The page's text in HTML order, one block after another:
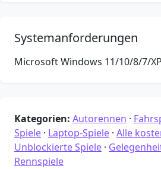
Systemanforderungen
Microsoft Windows 11/10/8/7/XP
Kategorien: Autorennen ·
Spiele · Laptop-Spiele · Alle
Unblockierte Spiele ·
Rennspiele